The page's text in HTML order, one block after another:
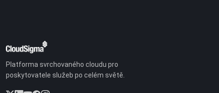
Platforma svrchovaného cloudu pro
poskytovatele služeb po celém světě.